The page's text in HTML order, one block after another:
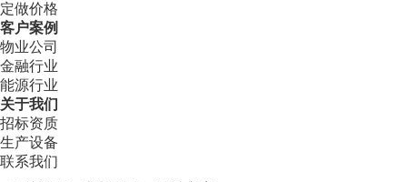
定做价格
客户案例
物业公司
金融行业
能源行业
关于我们
招标资质
生产设备
联系我们